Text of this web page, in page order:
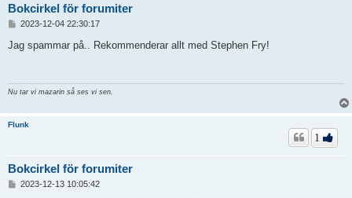
Bokcirkel för forumiter
l
ä
2023-12-04 22:30:17
Jag spammar på.. Rekommenderar allt med Stephen Fry!
Nu tar vi mazarin så ses vi sen.
Flunk
Bokcirkel för forumiter
1
2023-12-13 10:05:42